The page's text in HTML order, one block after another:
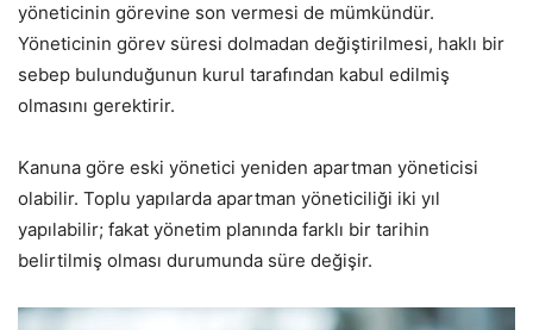
yöneticinin görevine son vermesi de mümkündür.
Yöneticinin görev süresi dolmadan değiştirilmesi, haklı bir
sebep bulunduğunun kurul tarafından kabul edilmiş
olmasını gerektirir.
Kanuna göre eski yönetici yeniden apartman yöneticisi
olabilir. Toplu yapılarda apartman yöneticiliği iki yıl
yapılabilir; fakat yönetim planında farklı bir tarihin
belirtilmiş olması durumunda süre değişir.